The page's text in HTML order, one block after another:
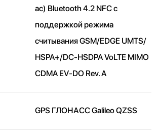
ac) Bluetooth 4.2 NFC с
поддержкой режима
считывания GSM/EDGE UMTS/​
HSPA+/​DC-HSDPA VoLTE MIMO
CDMA EV-DO Rev. A
GPS ГЛОНАСС Galileo QZSS